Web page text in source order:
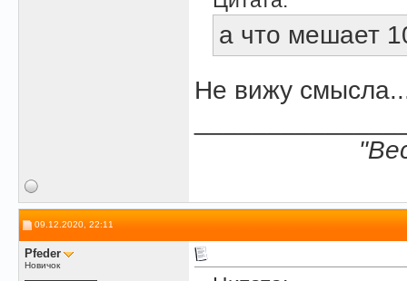
а что мешает
Не вижу
09.12.2020, 22:11
Pfeder
Новичок